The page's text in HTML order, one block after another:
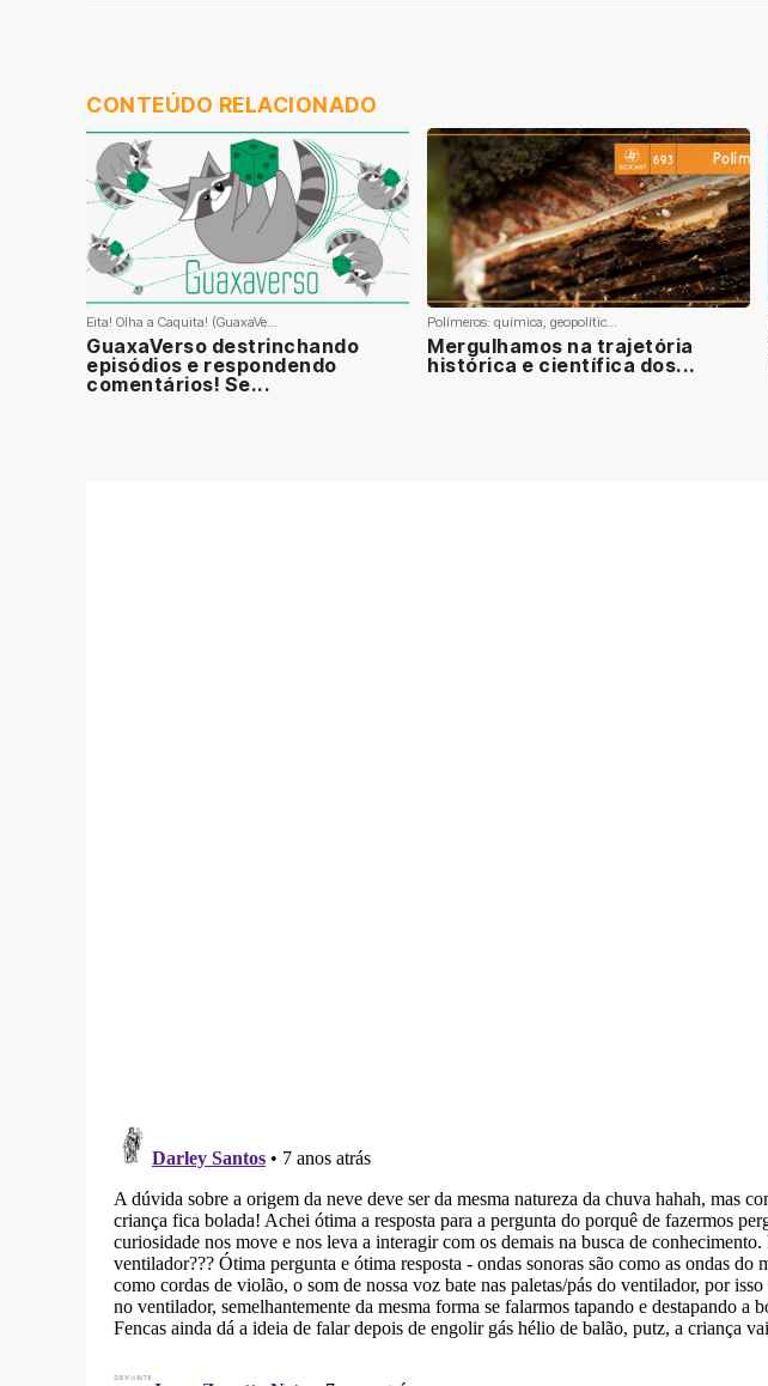
CONTEÚDO RELACIONADO
Eita! Olha a Caquita! (GuaxaVe...
GuaxaVerso destrinchando
episódios e respondendo
comentários! Se...
Polímeros: química, geopolític...
Mergulhamos na trajetória
histórica e científica dos...